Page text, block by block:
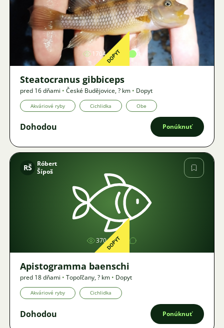
Obrázok
1704 1
DOPYT
Steatocranus gibbiceps
pred 16 dňami • České Budějovice,? km • Dopyt
Akváriové ryby Cichlidka Obe
Dohodou Ponúknuť
Obrázok
RŠ
Róbert
Šípoš
370DOPYT
Apistogramma baenschi
pred 18 dňami • Topoľčany,? km • Dopyt
Akváriové ryby Cichlidka
Dohodou Ponúknuť